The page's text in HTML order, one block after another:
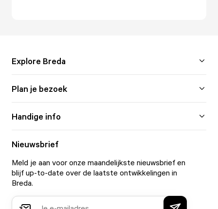
Explore Breda
Plan je bezoek
Handige info
Nieuwsbrief
Meld je aan voor onze maandelijkste nieuwsbrief en
blijf up-to-date over de laatste ontwikkelingen in
Breda.